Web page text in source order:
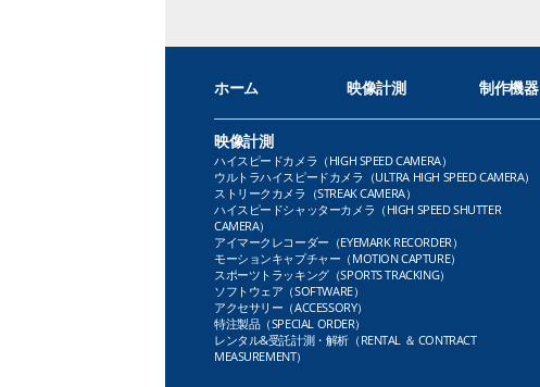
ホーム 映像計測 制作機器
映像計測
ハイスピードカメラ（HIGH SPEED CAMERA）
ウルトラハイスピードカメラ（ULTRA HIGH SPEED CAMERA）
ストリークカメラ（STREAK CAMERA）
ハイスピードシャッターカメラ（HIGH SPEED SHUTTER
CAMERA）
アイマークレコーダー（EYEMARK RECORDER）
モーションキャプチャー（MOTION CAPTURE）
スポーツトラッキング（SPORTS TRACKING）
ソフトウェア（SOFTWARE）
アクセサリー（ACCESSORY）
特注製品（SPECIAL ORDER）
レンタル&受託計測・解析（RENTAL ＆ CONTRACT
MEASUREMENT）